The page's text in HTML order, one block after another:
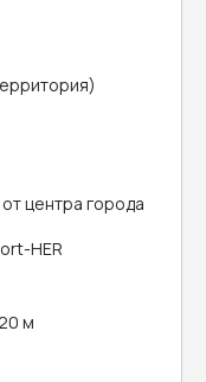
центра города
HER
м